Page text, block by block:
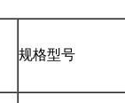
规格型